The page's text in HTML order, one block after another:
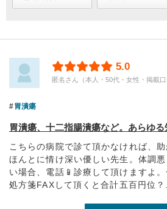
5.0
匿名さん（本人・50代・女性・掲載口
胃潰瘍
胃潰瘍、十二指腸潰瘍など。あらゆる
こちらの病院で診て頂かなければ、助
ほんとに情け深い優しい先生。体調
い場合、電話📱診療して頂けますよ。
処方箋FAXして頂くと合計五百円位？